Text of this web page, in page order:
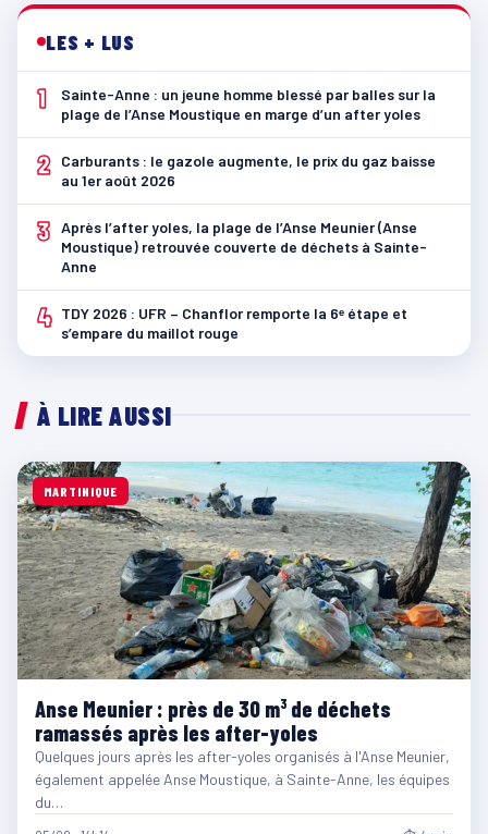
LES + LUS
1
Sainte-Anne : un jeune homme blessé par balles sur la
plage de l’Anse Moustique en marge d’un after yoles
2
Carburants : le gazole augmente, le prix du gaz baisse
au 1er août 2026
3 Après l’after yoles, la plage de l’Anse Meunier (Anse
Moustique) retrouvée couverte de déchets à Sainte-
Anne
4 TDY 2026 : UFR – Chanflor remporte la 6ᵉ étape et
s’empare du maillot rouge
À LIRE AUSSI
MARTINIQUE
Anse Meunier : près de 30 m³ de déchets
ramassés après les after-yoles
Quelques jours après les after-yoles organisés à l'Anse Meunier,
également appelée Anse Moustique, à Sainte-Anne, les équipes
du…